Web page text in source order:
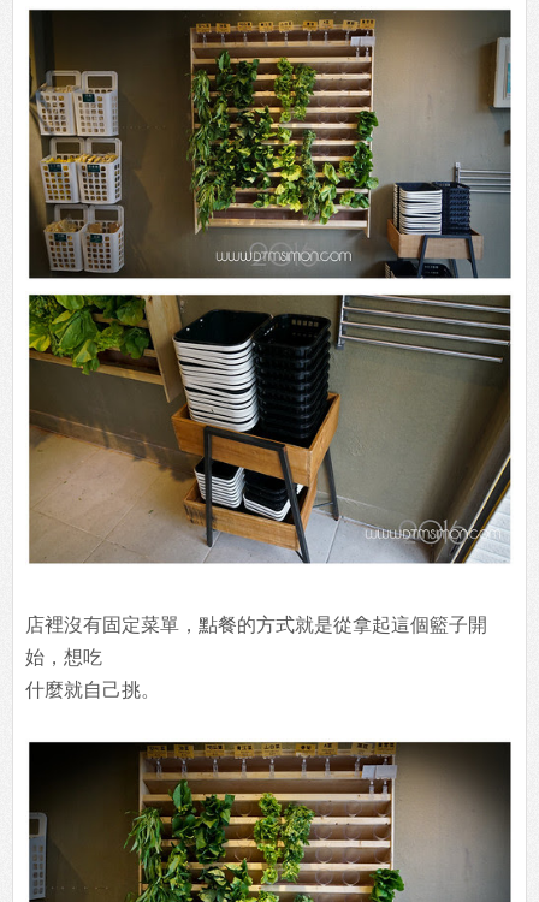
店裡沒有固定菜單，點餐的方式就是從拿起這個籃子開
始，想吃
什麼就自己挑。